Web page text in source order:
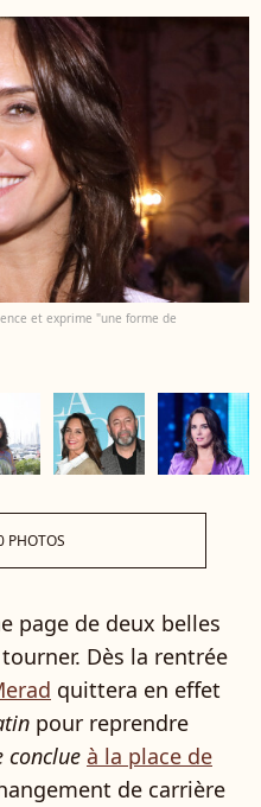
et exprime "une forme de
PHOTOS
page de deux belles
Dès la rentrée
quittera en effet
pour reprendre
conclue à la place de
de carrière